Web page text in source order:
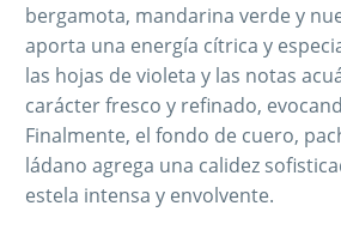
bergamota, mandarina verde y
aporta una energía cítrica y
las hojas de violeta y las notas
carácter fresco y refinado,
Finalmente, el fondo de cuero,
ládano agrega una calidez
estela intensa y envolvente.